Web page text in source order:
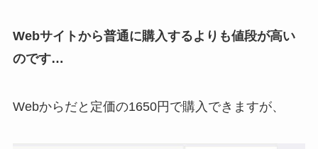
Webサイトから普通に購入するよりも値段が高い
のです…
Webからだと定価の1650円で購入できますが、